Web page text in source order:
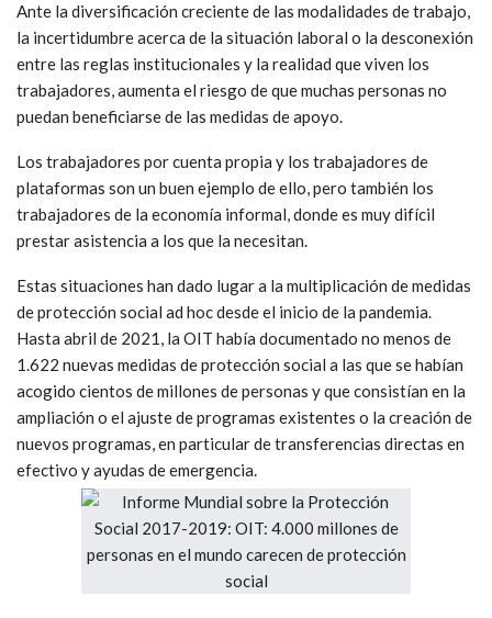
Ante la diversificación creciente de las modalidades de trabajo,
la incertidumbre acerca de la situación laboral o la desconexión
entre las reglas institucionales y la realidad que viven los
trabajadores, aumenta el riesgo de que muchas personas no
puedan beneficiarse de las medidas de apoyo.
Los trabajadores por cuenta propia y los trabajadores de
plataformas son un buen ejemplo de ello, pero también los
trabajadores de la economía informal, donde es muy difícil
prestar asistencia a los que la necesitan.
Estas situaciones han dado lugar a la multiplicación de medidas
de protección social ad hoc desde el inicio de la pandemia.
Hasta abril de 2021, la OIT había documentado no menos de
1.622 nuevas medidas de protección social a las que se habían
acogido cientos de millones de personas y que consistían en la
ampliación o el ajuste de programas existentes o la creación de
nuevos programas, en particular de transferencias directas en
efectivo y ayudas de emergencia.